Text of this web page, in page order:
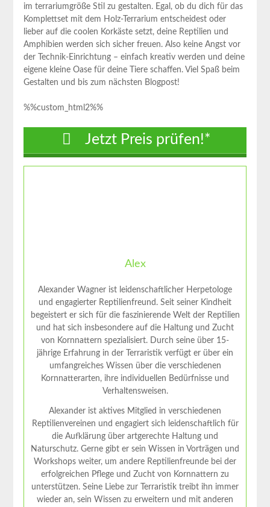
im ​terrariumgröße Stil zu gestalten. Egal, ob du ⁤dich‍ für das
Komplettset mit dem Holz-Terrarium entscheidest oder
lieber auf die coolen Korkäste⁢ setzt,‍ deine Reptilien und
Amphibien werden sich sicher ​freuen. Also keine Angst vor
der Technik-Einrichtung – einfach kreativ werden ​und deine
eigene‌ kleine Oase für deine Tiere schaffen. Viel Spaß⁣ beim
Gestalten und bis zum ‌nächsten Blogpost!⁣
%%custom_html2%%
Jetzt Preis prüfen!*
Alex
Alexander Wagner ist leidenschaftlicher Herpetologe
und engagierter Reptilienfreund. Seit seiner Kindheit
begeistert er sich für die faszinierende Welt der Reptilien
und hat sich insbesondere auf die Haltung und Zucht
von Kornnattern spezialisiert. Durch seine über 15-
jährige Erfahrung in der Terraristik verfügt er über ein
umfangreiches Wissen über die verschiedenen
Kornnatterarten, ihre individuellen Bedürfnisse und
Verhaltensweisen.
Alexander ist aktives Mitglied in verschiedenen
Reptilienvereinen und engagiert sich leidenschaftlich für
die Aufklärung über artgerechte Haltung und
Naturschutz. Gerne gibt er sein Wissen in Vorträgen und
Workshops weiter, um andere Reptilienfreunde bei der
erfolgreichen Pflege und Zucht von Kornnattern zu
unterstützen. Seine Liebe zur Terraristik treibt ihn immer
wieder an, sein Wissen zu erweitern und mit anderen